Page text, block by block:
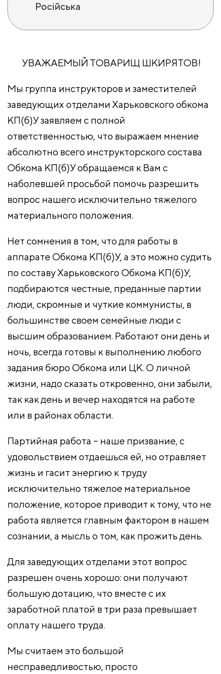
Російська
УВАЖАЕМЫЙ ТОВАРИЩ ШКИРЯТОВ!
Мы группа инструкторов и заместителей
заведующих отделами Харьковского обкома
КП(б)У заявляем с полной
ответственностью, что выражаем мнение
абсолютно всего инструкторского состава
Обкома КП(б)У обращаемся к Вам с
наболевшей просьбой помочь разрешить
вопрос нашего исключительно тяжелого
материального положения.
Нет сомнения в том, что для работы в
аппарате Обкома КП(б)У, а это можно судить
по составу Харьковского Обкома КП(б)У,
подбираются честные, преданные партии
люди, скромные и чуткие коммунисты, в
большинстве своем семейные люди с
высшим образованием. Работают они день и
ночь, всегда готовы к выполнению любого
задания бюро Обкома или ЦК. О личной
жизни, надо сказать откровенно, они забыли,
так как день и вечер находятся на работе
или в районах области.
Партийная работа – наше призвание, с
удовольствием отдаешься ей, но отравляет
жизнь и гасит энергию к труду
исключительно тяжелое материальное
положение, которое приводит к тому, что не
работа является главным фактором в нашем
сознании, а мысль о том, как прожить день.
Для заведующих отделами этот вопрос
разрешен очень хорошо: они получают
большую дотацию, что вместе с их
заработной платой в три раза превышает
оплату нашего труда.
Мы считаем это большой
несправедливостью, просто